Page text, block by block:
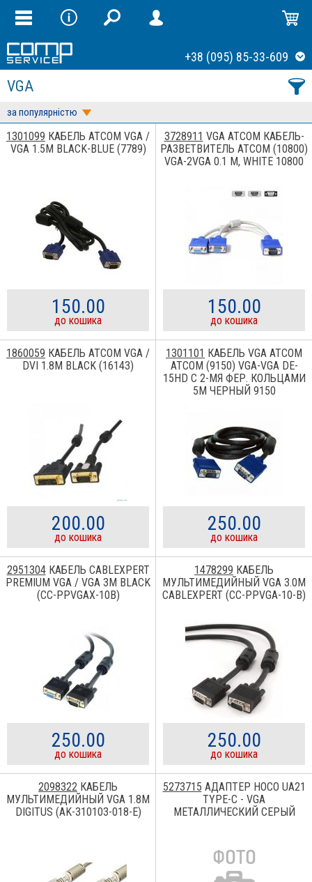
+38 (095) 85-33-609
VGA
за популярністю
1301099 КАБЕЛЬ ATCOM VGA /
VGA 1.5M BLACK-BLUE (7789)
150.00
до кошика
3728911 VGA ATCOM КАБЕЛЬ-
РАЗВЕТВИТЕЛЬ ATCOM (10800)
VGA-2VGA 0.1 М, WHITE 10800
150.00
до кошика
1860059 КАБЕЛЬ ATCOM VGA /
DVI 1.8M BLACK (16143)
200.00
до кошика
1301101 КАБЕЛЬ VGA ATCOM
ATCOM (9150) VGA-VGA DE-
15HD С 2-МЯ ФЕР. КОЛЬЦАМИ
5М ЧЕРНЫЙ 9150
250.00
до кошика
2951304КАБЕЛЬ CABLEXPERT
PREMIUM VGA / VGA 3M BLACK
(CC-PPVGAX-10B)
250.00
до кошика
1478299 КАБЕЛЬ
МУЛЬТИМЕДИЙНЫЙ VGA 3.0M
CABLEXPERT (CC-PPVGA-10-B)
250.00
до кошика
2098322 КАБЕЛЬ
МУЛЬТИМЕДИЙНЫЙ VGA 1.8M
DIGITUS (AK-310103-018-E)
5273715 АДАПТЕР HOCO UA21
TYPE-C - VGA
МЕТАЛЛИЧЕСКИЙ СЕРЫЙ